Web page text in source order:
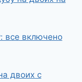
все включено
двоих с